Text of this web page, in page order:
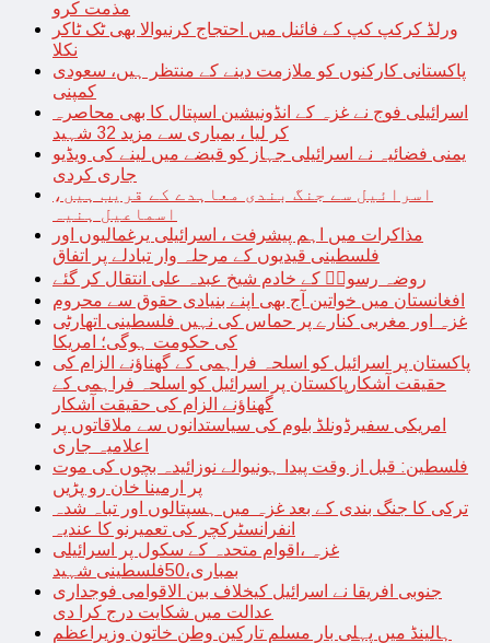
مذمت کرو
ورلڈ کرکپ کپ کے فائنل میں احتجاج کرنیوالا بھی ٹک ٹاکر
نکلا
پاکستانی کارکنوں کو ملازمت دینے کے منتظر ہیں، سعودی
کمپنی
اسرائیلی فوج نے غزہ کے انڈونیشین اسپتال کا بھی محاصرہ
کر لیا ، بمباری سے مزید 32 شہید
یمنی فضائیہ نے اسرائیلی جہاز کو قبضے میں لینے کی ویڈیو
جاری کردی
اسرائیل سے جنگ بندی معاہدے کے قریب ہیں،
اسماعیل ہنیہ
مذاکرات میں اہم پیشرفت ، اسرائیلی یرغمالیوں اور
فلسطینی قیدیوں کے مرحلہ وار تبادلے پر اتفاق
روضہ رسولؐ کے خادم شیخ عبدہ علی انتقال کر گئے
افغانستان میں خواتین آج بھی اپنے بنیادی حقوق سے محروم
غزہ اور مغربی کنارے پر حماس کی نہیں فلسطینی اتھارٹی
کی حکومت ہوگی؛ امریکا
پاکستان پر اسرائیل کو اسلحہ فراہمی کے گھناؤنے الزام کی
حقیقت آشکارپاکستان پر اسرائیل کو اسلحہ فراہمی کے
گھناؤنے الزام کی حقیقت آشکار
امریکی سفیرڈونلڈ بلوم کی سیاستدانوں سے ملاقاتوں پر
اعلامیہ جاری
فلسطین: قبل از وقت پیدا ہونیوالے نوزائیدہ بچوں کی موت
پر ارمینا خان رو پڑیں
ترکی کا جنگ بندی کے بعد غزہ میں ہسپتالوں اور تباہ شدہ
انفرانسٹرکچر کی تعمیرنو کا عندیہ
غزہ ،اقوام متحدہ کے سکول پر اسرائیلی
بمباری،50فلسطینی شہید
جنوبی افریقا نے اسرائیل کیخلاف بین الاقوامی فوجداری
عدالت میں شکایت درج کرا دی
ہالینڈ میں پہلی بار مسلم تارکین وطن خاتون وزیراعظم